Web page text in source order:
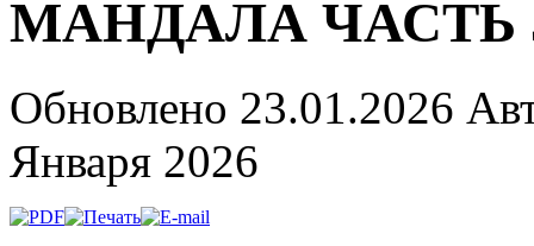
МАНДАЛА ЧАСТЬ
Обновлено 23.01.2026
Января 2026